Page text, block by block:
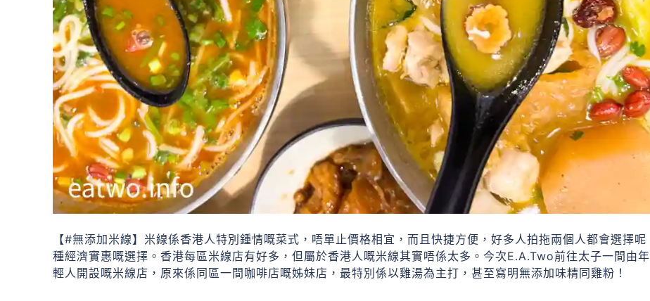
【#無添加米線】米線係香港人特別鍾情嘅菜式，唔單止價格相宜，而且快捷方便，好多人拍拖兩個人都會選擇呢
種經濟實惠嘅選擇。香港每區米線店有好多，但屬於香港人嘅米線其實唔係太多。今次E.A.Two前往太子一間由年
輕人開設嘅米線店，原來係同區一間咖啡店嘅姊妹店，最特別係以雞湯為主打，甚至寫明無添加味精同雞粉！